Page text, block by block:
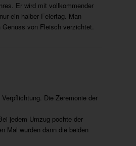
Er wird mit vollkommender
ein halber Feiertag. Man
von Fleisch verzichtet.
Die Zeremonie der
jedem Umzug pochte der
Mal wurden dann die beiden